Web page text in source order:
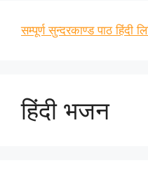
सम्पूर्ण सुन्दरकाण्ड पाठ हिंदी
हिंदी भजन